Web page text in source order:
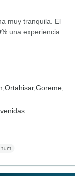
muy tranquila. El
una experiencia
Ortahisar,Goreme,